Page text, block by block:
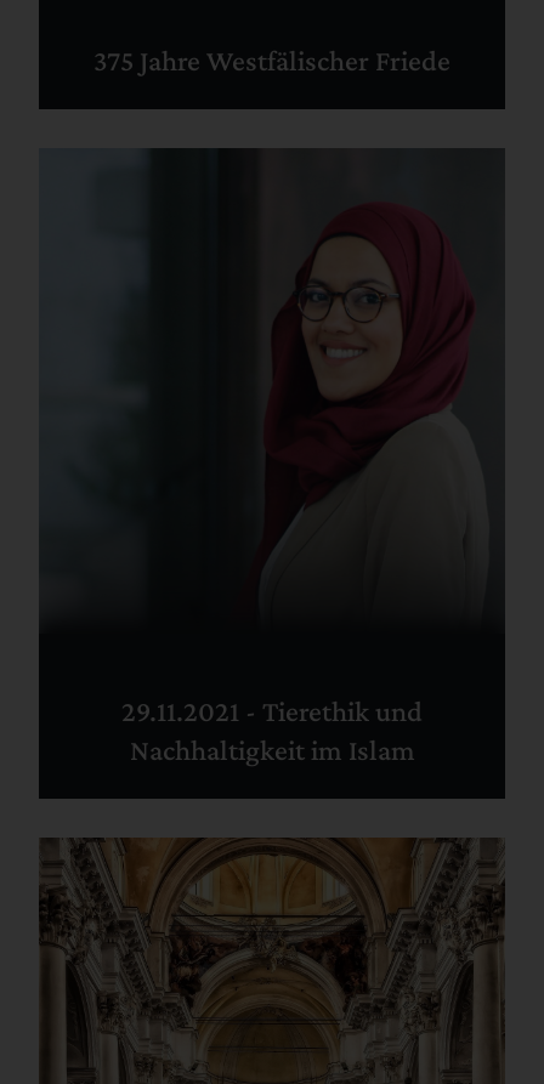
375 Jahre Westfälischer Friede
29.11.2021 - Tierethik und
Nachhaltigkeit im Islam